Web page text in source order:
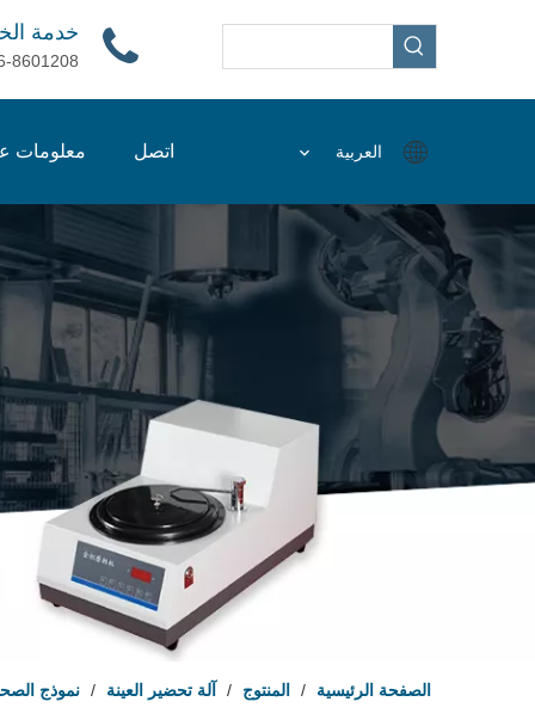
خدمة
8601208
اتصل معلومات العربية
الصفحة الرئيسية / المنتوج / آلة تحضير العينة / نموذج